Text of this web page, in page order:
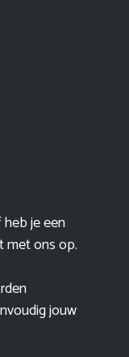
je een
met ons op.
jouw